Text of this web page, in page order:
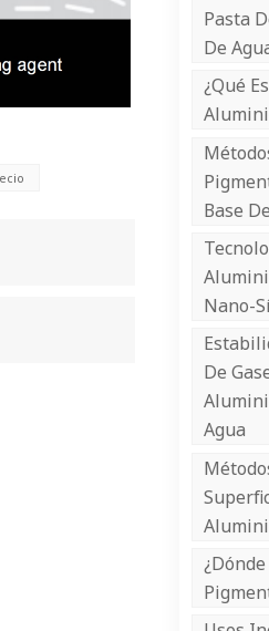
Pasta
De
¿Qué
Base
Nano-
De
Agua